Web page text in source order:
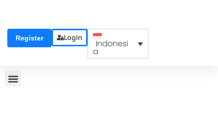
Register Login
Indonesi
a